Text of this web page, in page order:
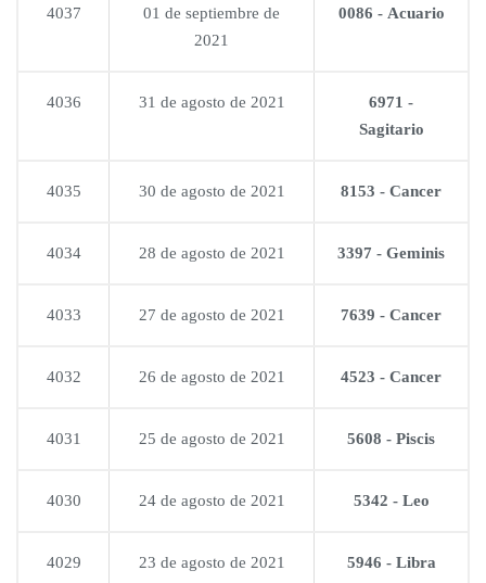
4037
01 de septiembre de
2021
0086 - Acuario
4036 31 de agosto de 2021
6971 -
Sagitario
4035 30 de agosto de 2021 8153 - Cancer
4034 28 de agosto de 2021 3397 - Geminis
4033 27 de agosto de 2021 7639 - Cancer
4032 26 de agosto de 2021 4523 - Cancer
4031 25 de agosto de 2021 5608 - Piscis
4030 24 de agosto de 2021 5342 - Leo
4029 23 de agosto de 2021 5946 - Libra